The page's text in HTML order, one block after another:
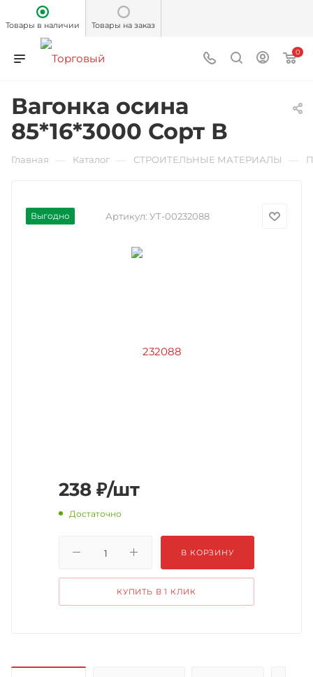
Товары в наличии Товары на заказ
0
Вагонка осина
85*16*3000 Сорт В
Главная Каталог СТРОИТЕЛЬНЫЕ МАТЕРИАЛЫ
Выгодно Артикул: УТ-00232088
238 ₽/шт
Достаточно
В КОРЗИНУ
КУПИТЬ В 1 КЛИК